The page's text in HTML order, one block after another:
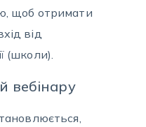
щоб отримати
від
(школи).
вебінару